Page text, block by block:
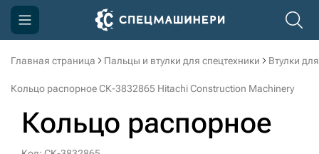
Главная страница Пальцы и втулки для спецтехники Втулки
Кольцо распорное СК-3832865 Hitachi Construction Machinery
Кольцо распорное
Компания
Доставка и оплата